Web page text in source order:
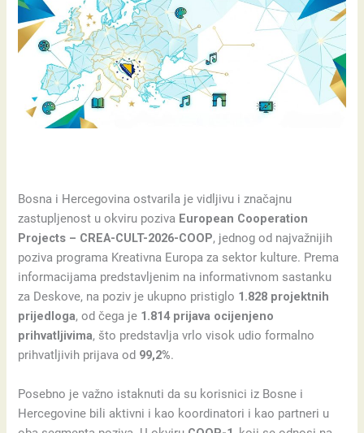
Bosna i Hercegovina ostvarila je vidljivu i značajnu
zastupljenost u okviru poziva European Cooperation
Projects – CREA-CULT-2026-COOP, jednog od najvažnijih
poziva programa Kreativna Europa za sektor kulture. Prema
informacijama predstavljenim na informativnom sastanku
za Deskove, na poziv je ukupno pristiglo 1.828 projektnih
prijedloga, od čega je 1.814 prijava ocijenjeno
prihvatljivima, što predstavlja vrlo visok udio formalno
prihvatljivih prijava od 99,2%.
Posebno je važno istaknuti da su korisnici iz Bosne i
Hercegovine bili aktivni i kao koordinatori i kao partneri u